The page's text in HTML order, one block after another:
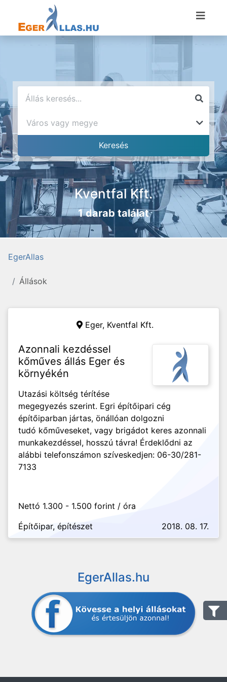
Kventfal Kft.
1 darab találat
EgerAllas
Állások
Eger, Kventfal Kft.
Azonnali kezdéssel
kőműves állás Eger és
környékén
Utazási költség térítése
megegyezés szerint. Egri építőipari cég
építőiparban jártas, önállóan dolgozni
tudó kőműveseket, vagy brigádot keres azonnali
munkakezdéssel, hosszú távra! Érdeklődni az
alábbi telefonszámon szíveskedjen: 06-30/281-
7133
Nettó 1.300 - 1.500 forint / óra
Építőipar, építészet
2018. 08. 17.
EgerAllas.hu